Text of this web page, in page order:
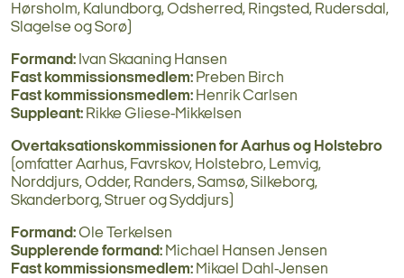
Hørsholm, Kalundborg, Odsherred, Ringsted, Rudersdal,
Slagelse og Sorø)
Formand: Ivan Skaaning Hansen
Fast kommissionsmedlem: Preben Birch
Fast kommissionsmedlem: Henrik Carlsen
Suppleant: Rikke Gliese-Mikkelsen
Overtaksationskommissionen for Aarhus og Holstebro
(omfatter Aarhus, Favrskov, Holstebro, Lemvig,
Norddjurs, Odder, Randers, Samsø, Silkeborg,
Skanderborg, Struer og Syddjurs)
Formand: Ole Terkelsen
Supplerende formand: Michael Hansen Jensen
Fast kommissionsmedlem: Mikael Dahl-Jensen